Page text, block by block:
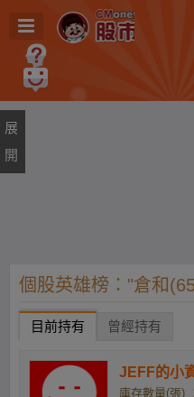
遊戲
個股英雄榜："倉和
目前持有 曾經持有
JEFF的小
庫存數量(張)